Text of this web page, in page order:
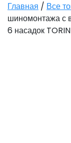
Главная / Все
шиномонтажа с
6 насадок